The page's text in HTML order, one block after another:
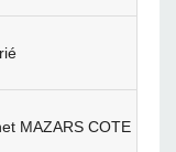
MAZARS COTE